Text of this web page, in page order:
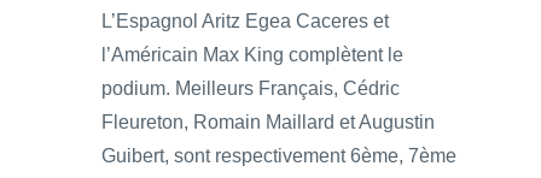
L’Espagnol Aritz Egea Caceres et
l’Américain Max King complètent le
podium. Meilleurs Français, Cédric
Fleureton, Romain Maillard et Augustin
Guibert, sont respectivement 6ème, 7ème